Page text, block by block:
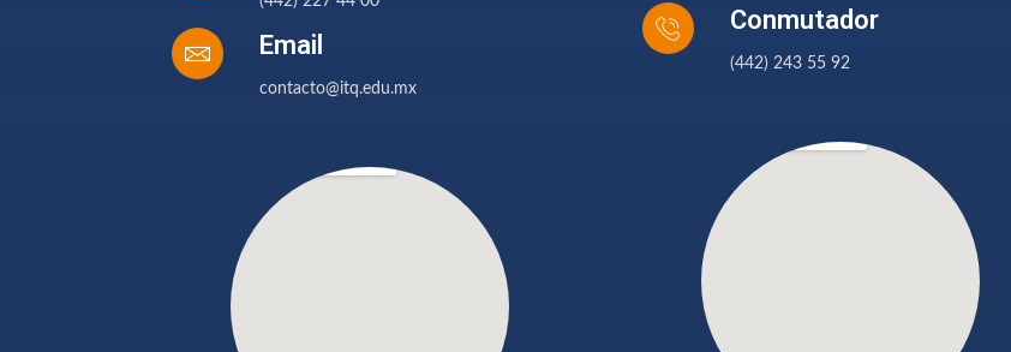
Email
contacto@itq.edu.mx
Conmutador
(442) 243 55 92